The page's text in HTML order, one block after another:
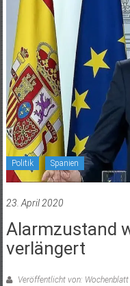
Politik Spanien
23. April 2020
Alarmzustand
verlängert
Veröffentlicht von: Wochenblatt